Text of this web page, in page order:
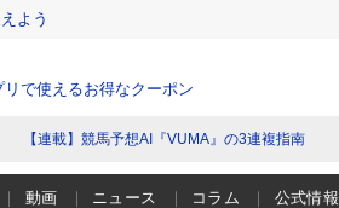
よう
で使えるお得なクーポン
【連載】競馬予想AI『VUMA』の3連複指南
動画 ニュース コラム 公式情報